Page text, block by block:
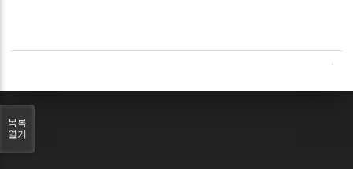
목록
열기